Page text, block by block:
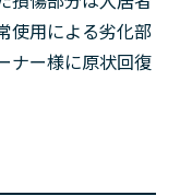
使用による劣化部
ナー様に原状回復